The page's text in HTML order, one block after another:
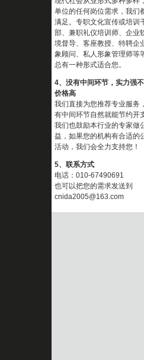
单位的任何岗位需求，我们
满足。专职文化宣传或培训
部、兼职礼仪培训师、企业
境督导、客座教授、特聘企
象顾问、私人形象管理师等
总有一种形式适合您。
4、没有中间环节，实力强
价格高
我们直接为您推荐专业服务
有中间环节自然就能节约开
我们也鼓励本行业的专家做
益，如果您的机构有合适的
活动，我们会全力支持您！
5、联系方式
电话：010-67490691
也可以把您的需求发送到
cnida2005@163.com